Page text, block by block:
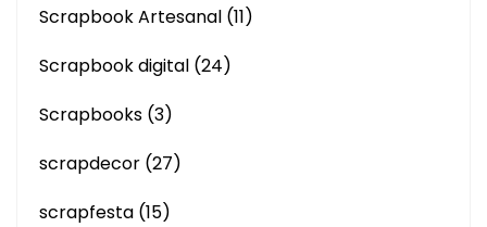
Scrapbook Artesanal (11)
Scrapbook digital (24)
Scrapbooks (3)
scrapdecor (27)
scrapfesta (15)